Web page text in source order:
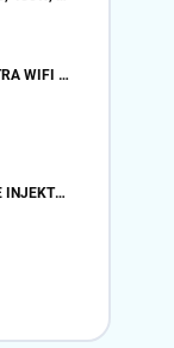
TP-LINK TAPO P100(2-PACK) CHYTRÁ WIFI MINI ZÁSUVKA (2300W,10A,2,4 GHZ,BT)
UBNT U-POE-AF - GIGABITOVÝ POE INJEKTOR 48V/ 0,32A- BIELY